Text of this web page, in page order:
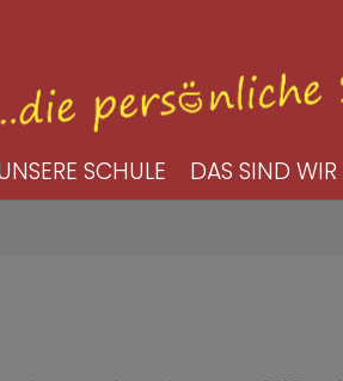
SCHULE DAS SIND WIR